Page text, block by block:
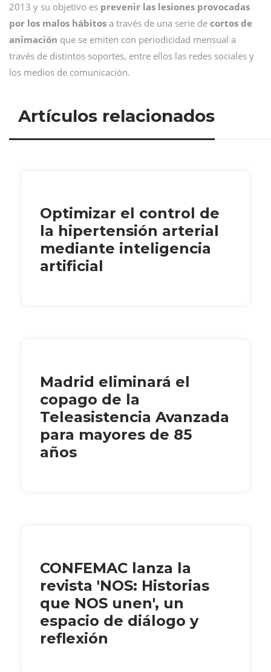
2013 y su objetivo es prevenir las lesiones provocadas
por los malos hábitos a través de una serie de cortos de
animación que se emiten con periodicidad mensual a
través de distintos soportes, entre ellos las redes sociales y
los medios de comunicación.
Artículos relacionados
Optimizar el control de
la hipertensión arterial
mediante inteligencia
artificial
Madrid eliminará el
copago de la
Teleasistencia Avanzada
para mayores de 85
años
CONFEMAC lanza la
revista 'NOS: Historias
que NOS unen', un
espacio de diálogo y
reflexión